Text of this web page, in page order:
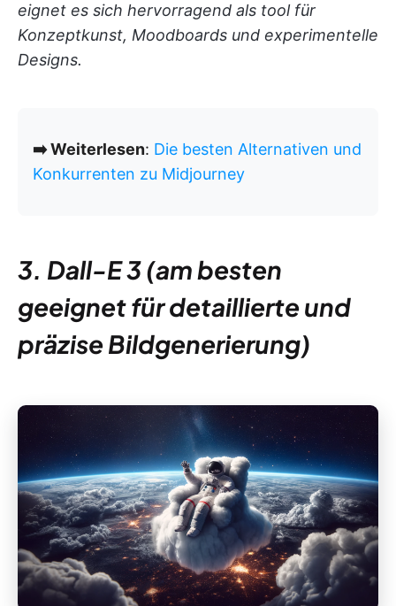
eignet es sich hervorragend als tool für
Konzeptkunst, Moodboards und experimentelle
Designs.
➡️ Weiterlesen: Die besten Alternativen und
Konkurrenten zu Midjourney
3. Dall-E 3 (am besten
geeignet für detaillierte und
präzise Bildgenerierung)